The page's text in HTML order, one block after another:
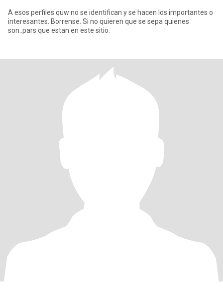
A esos perfiles quw no se identifican y se hacen los importantes o
interesantes. Borrense. Si no quieren que se sepa quienes
son..pars que estan en este sitio.